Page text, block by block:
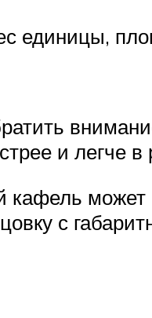
единицы,
и легче
кафель
с